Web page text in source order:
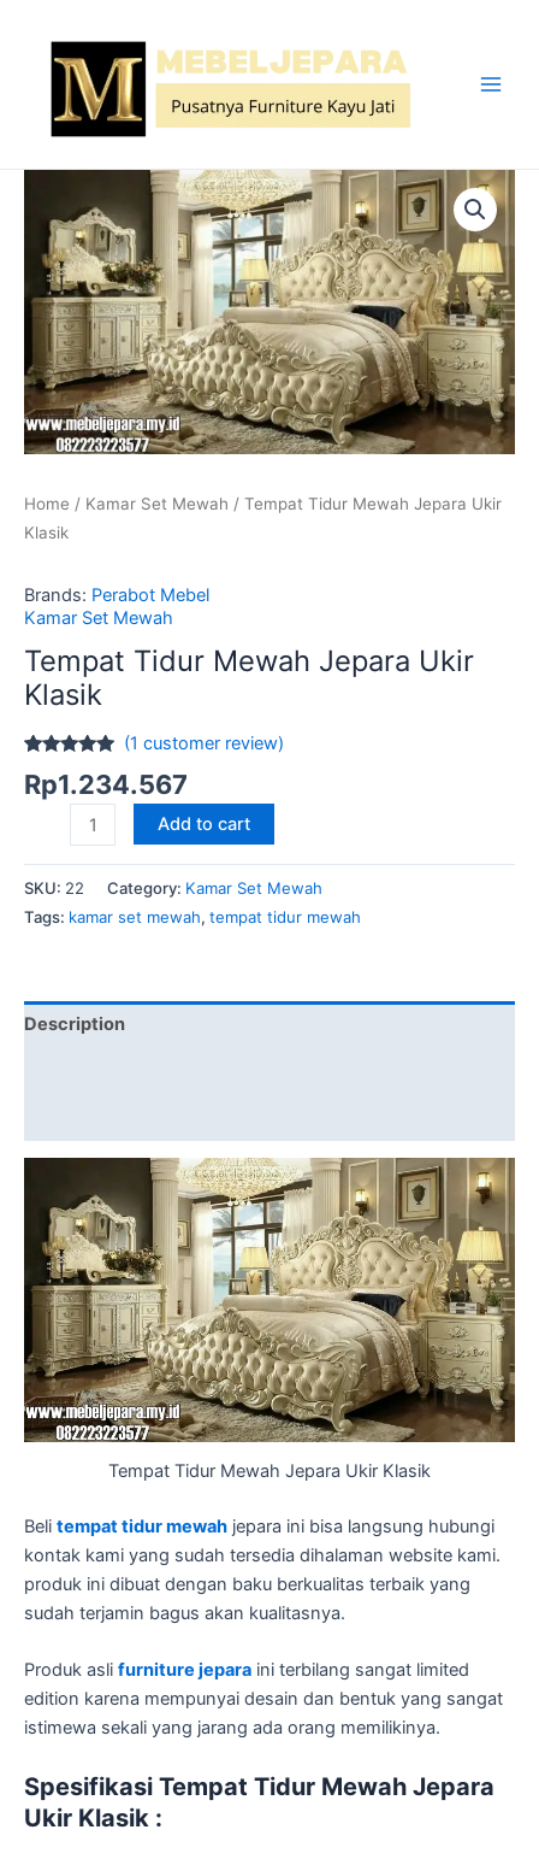
Home / Kamar Set Mewah / Tempat Tidur Mewah Jepara Ukir
Klasik
Brands: Perabot Mebel
Kamar Set Mewah
Tempat Tidur Mewah Jepara Ukir
Klasik
out of 5
based on
customer
(1 customer review)
Rp1.234.567
Ukir
Add to cart
SKU: 22 Category: Kamar Set Mewah
Tags: kamar set mewah, tempat tidur mewah
Description
Tempat Tidur Mewah Jepara Ukir Klasik
Beli tempat tidur mewah jepara ini bisa langsung hubungi
kontak kami yang sudah tersedia dihalaman website kami.
produk ini dibuat dengan baku berkualitas terbaik yang
sudah terjamin bagus akan kualitasnya.
Produk asli furniture jepara ini terbilang sangat limited
edition karena mempunyai desain dan bentuk yang sangat
istimewa sekali yang jarang ada orang memilikinya.
Spesifikasi Tempat Tidur Mewah Jepara
Ukir Klasik :